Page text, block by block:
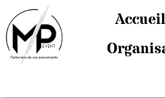
Accueil